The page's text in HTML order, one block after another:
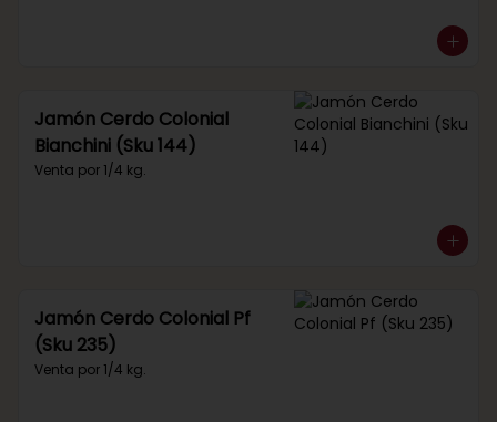
Jamón Cerdo Colonial
Bianchini (Sku 144)
Venta por 1/4 kg.
Jamón Cerdo Colonial Pf
(Sku 235)
Venta por 1/4 kg.